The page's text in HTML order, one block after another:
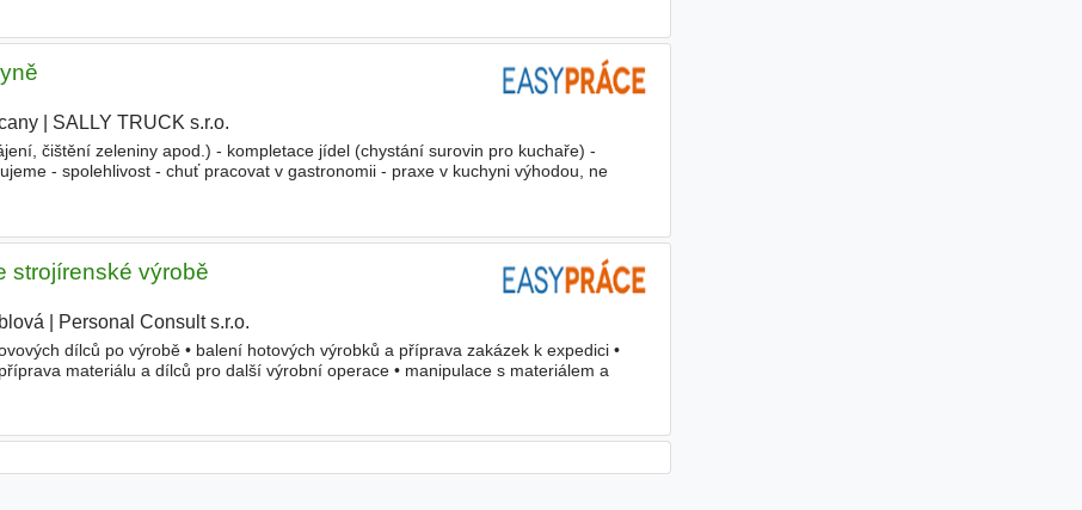
SALLY TRUCK s.r.o.
čištění zeleniny apod.) - kompletace jídel (chystání surovin pro kuchaře) -
- spolehlivost - chuť pracovat v gastronomii - praxe v kuchyni výhodou, ne
strojírenské výrobě
Personal Consult s.r.o.
dílců po výrobě • balení hotových výrobků a příprava zakázek k expedici •
materiálu a dílců pro další výrobní operace • manipulace s materiálem a